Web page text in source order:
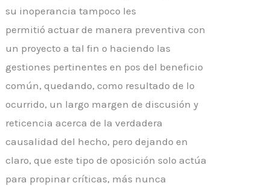
su inoperancia tampoco les
permitióactuar de manera preventiva con
un proyecto a tal fin o haciendo las
gestiones pertinentes en pos del beneficio
común, quedando, como resultado de lo
ocurrido, un largo margen de discusión y
reticencia acerca de la verdadera
causalidad del hecho, pero dejando en
claro, que este tipo de oposición solo actúa
para propinar críticas, más nunca